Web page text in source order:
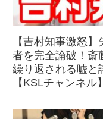
【吉村知事激怒
者を完全論破！斎
繰り返される嘘と
【KSLチャンネル】